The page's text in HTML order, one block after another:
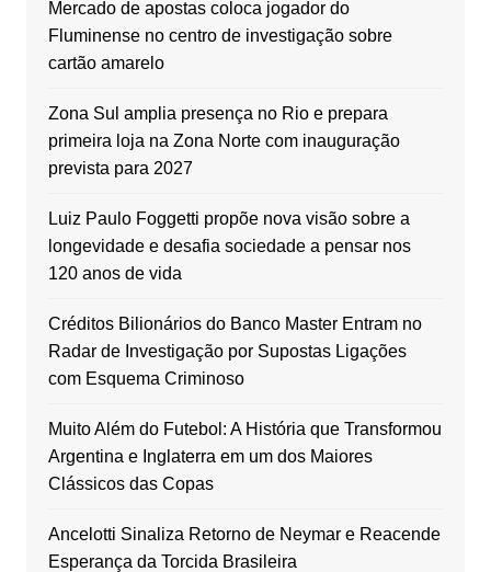
Mercado de apostas coloca jogador do
Fluminense no centro de investigação sobre
cartão amarelo
Zona Sul amplia presença no Rio e prepara
primeira loja na Zona Norte com inauguração
prevista para 2027
Luiz Paulo Foggetti propõe nova visão sobre a
longevidade e desafia sociedade a pensar nos
120 anos de vida
Créditos Bilionários do Banco Master Entram no
Radar de Investigação por Supostas Ligações
com Esquema Criminoso
Muito Além do Futebol: A História que Transformou
Argentina e Inglaterra em um dos Maiores
Clássicos das Copas
Ancelotti Sinaliza Retorno de Neymar e Reacende
Esperança da Torcida Brasileira